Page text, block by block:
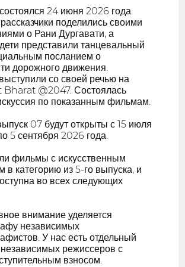
24 июня 2026 года.
поделились своими
о Рани Дургавати, а
представили танцевальный
посланием о
дорожного движения.
со своей речью на
Bharat @2047. Состоялась
по показанным фильмам.
07 будут открыты с 15 июля
5 сентября 2026 года.
фильмы с искусственным
в категорию из 5-го выпуска, и
во всех следующих
внимание уделяется
независимых
У нас есть отдельный
режиссеров с
взносом.